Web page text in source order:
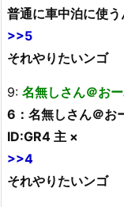
普通に車中泊に使
>>5
それやりたいンゴ
9: 名無しさん＠お
6：名無しさん＠
ID:GR4 主 ×
>>4
それやりたいンゴ